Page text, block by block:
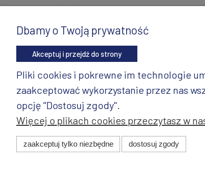
Wysyłka i zwroty
Metody płatności
Twoje zamówienia
Ustawienia konta
Gdzie kupić?
Wazony
Dzbanki
© 2025 ANDY Ceramika. Wszystkie prawa
Dbamy o Twoją prywatność
Akceptuj i przejdź do strony
Pliki cookies i pokrewne im technologie
zaakceptować wykorzystanie przez nas
opcję "Dostosuj zgody".
Więcej o plikach cookies przeczytasz w
zaakceptuj tylko niezbędne dostosuj zgody